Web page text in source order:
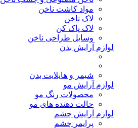
مواد کاشت ناخن
لاک ناخن
لاک پاک کن
وسایل طراحی ناخن
لوازم آرایش بدن
شیمر و هایلایت بدن
لوازم آرایش مو
محصولات رنگ مو
حالت دهنده های مو
لوازم آرایش چشم
پرایمر چشم